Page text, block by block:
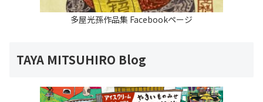
多屋光孫作品集 Facebookページ
TAYA MITSUHIRO Blog